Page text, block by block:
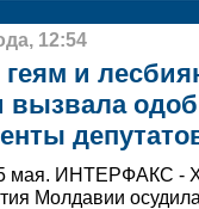
12:54
и
вызвала
мая. ИНТЕРФАКС -
Молдавии